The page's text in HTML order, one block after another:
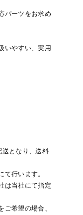
パーツをお求め
いやすい、実用
となり、送料
て行います。
は当社にて指定
ご希望の場合、